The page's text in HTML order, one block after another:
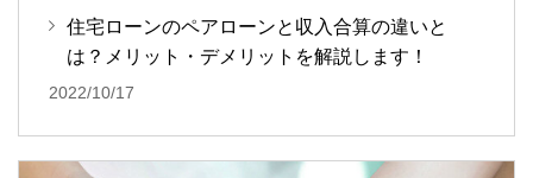
住宅ローンのペアローンと収入合算の違いと
は？メリット・デメリットを解説します！
2022/10/17